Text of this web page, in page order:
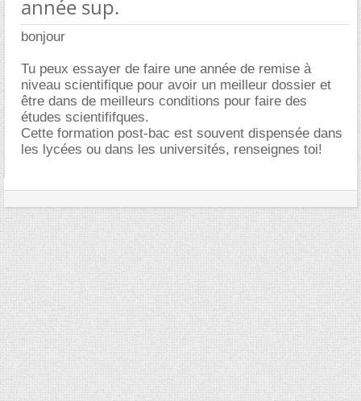
année sup.
bonjour
Tu peux essayer de faire une année de remise à
niveau scientifique pour avoir un meilleur dossier et
être dans de meilleurs conditions pour faire des
études scientififques.
Cette formation post-bac est souvent dispensée dans
les lycées ou dans les universités, renseignes toi!